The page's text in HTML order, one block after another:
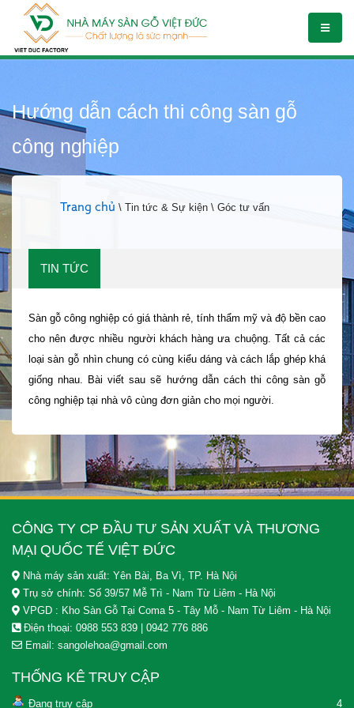
Hướng dẫn cách thi công sàn gỗ
công nghiệp
Trang chủ \ Tin tức & Sự kiện \ Góc tư vấn
TIN TỨC
Sàn gỗ công nghiệp có giá thành rẻ, tính thẩm mỹ và độ bền cao
cho nên được nhiều người khách hàng ưa chuộng. Tất cả các
loại sàn gỗ nhìn chung có cùng kiểu dáng và cách lắp ghép khá
giống nhau. Bài viết sau sẽ hướng dẫn cách thi công sàn gỗ
công nghiệp tại nhà vô cùng đơn giản cho mọi người.
CÔNG TY CP ĐẦU TƯ SẢN XUẤT VÀ THƯƠNG
MẠI QUỐC TẾ VIỆT ĐỨC
Nhà máy sản xuất: Yên Bài, Ba Vì, TP. Hà Nội
Trụ sở chính: Số 39/57 Mễ Trì - Nam Từ Liêm - Hà Nội
VPGD : Kho Sàn Gỗ Tại Coma 5 - Tây Mỗ - Nam Từ Liêm - Hà Nội
Điện thoại: 0988 553 839
0942 776 886
Email: sangolehoa@gmail.com
THỐNG KÊ TRUY CẬP
Đang truy cập 4